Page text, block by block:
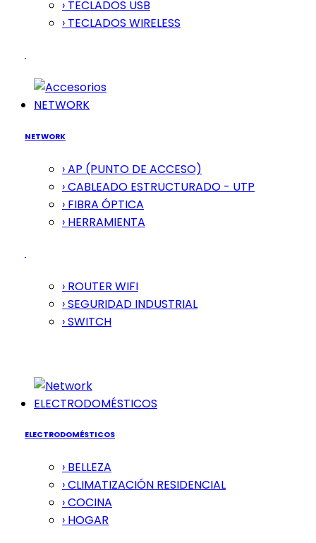
› TECLADOS USB
› TECLADOS WIRELESS
NETWORK
NETWORK
› AP (PUNTO DE ACCESO)
› CABLEADO ESTRUCTURADO - UTP
› FIBRA ÓPTICA
› HERRAMIENTA
› ROUTER WIFI
› SEGURIDAD INDUSTRIAL
› SWITCH
ELECTRODOMÉSTICOS
ELECTRODOMÉSTICOS
› BELLEZA
› CLIMATIZACIÓN RESIDENCIAL
› COCINA
› HOGAR